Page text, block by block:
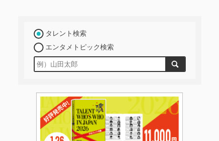
タレント検索
エンタメトピック検索